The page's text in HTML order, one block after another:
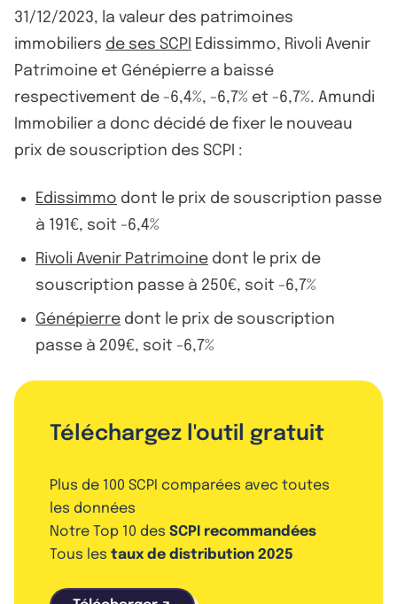
31/12/2023, la valeur des patrimoines
immobiliers de ses SCPI Edissimmo, Rivoli Avenir
Patrimoine et Génépierre a baissé
respectivement de -6,4%, -6,7% et -6,7%. Amundi
Immobilier a donc décidé de fixer le nouveau
prix de souscription des SCPI :
Edissimmo dont le prix de souscription passe
à 191€, soit -6,4%
Rivoli Avenir Patrimoine dont le prix de
souscription passe à 250€, soit -6,7%
Génépierre dont le prix de souscription
passe à 209€, soit -6,7%
Téléchargez l'outil gratuit
Plus de 100 SCPI comparées avec toutes
les données
Notre Top 10 des SCPI recommandées
Tous les taux de distribution 2025